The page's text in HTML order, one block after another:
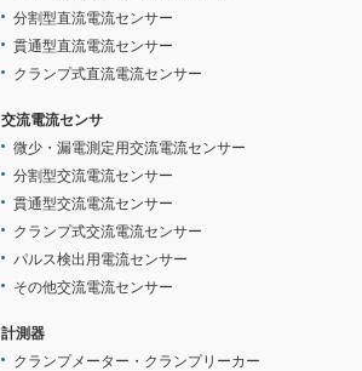
分割型直流電流センサー
貫通型直流電流センサー
クランプ式直流電流センサー
交流電流センサ
微少・漏電測定用交流電流センサー
分割型交流電流センサー
貫通型交流電流センサー
クランプ式交流電流センサー
パルス検出用電流センサー
その他交流電流センサー
計測器
クランプメーター・クランプリーカー